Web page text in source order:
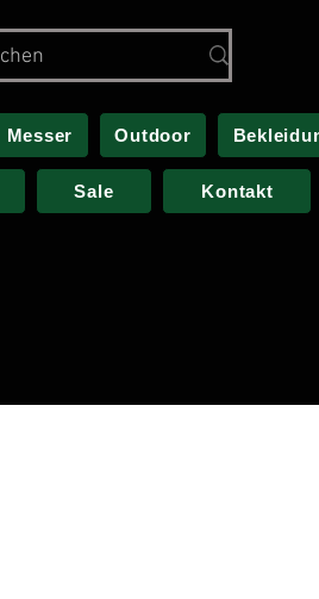
Messer Outdoor
Sale Kontakt